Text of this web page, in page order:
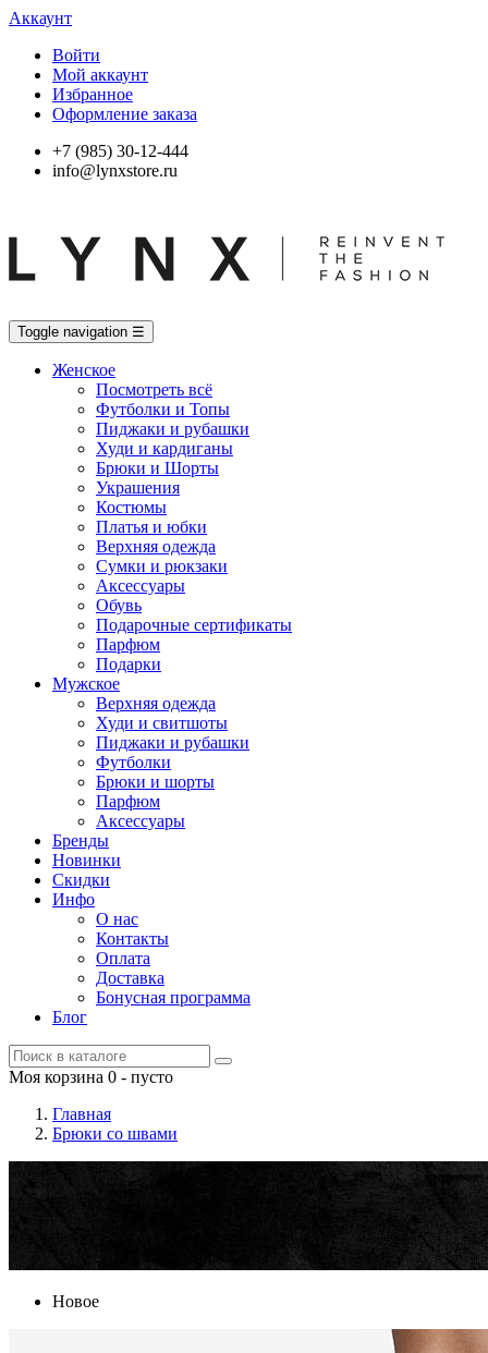
Аккаунт
Войти
Мой аккаунт
Избранное
Оформление заказа
+7 (985) 30-12-444
info@lynxstore.ru
Toggle navigation ☰
Женское
Посмотреть всё
Футболки и Топы
Пиджаки и рубашки
Худи и кардиганы
Брюки и Шорты
Украшения
Костюмы
Платья и юбки
Верхняя одежда
Сумки и рюкзаки
Аксессуары
Обувь
Подарочные сертификаты
Парфюм
Подарки
Мужское
Верхняя одежда
Худи и свитшоты
Пиджаки и рубашки
Футболки
Брюки и шорты
Парфюм
Аксессуары
Бренды
Новинки
Скидки
Инфо
О нас
Контакты
Оплата
Доставка
Бонусная программа
Блог
Моя корзина 0 - пусто
Главная
Брюки со швами
Новое